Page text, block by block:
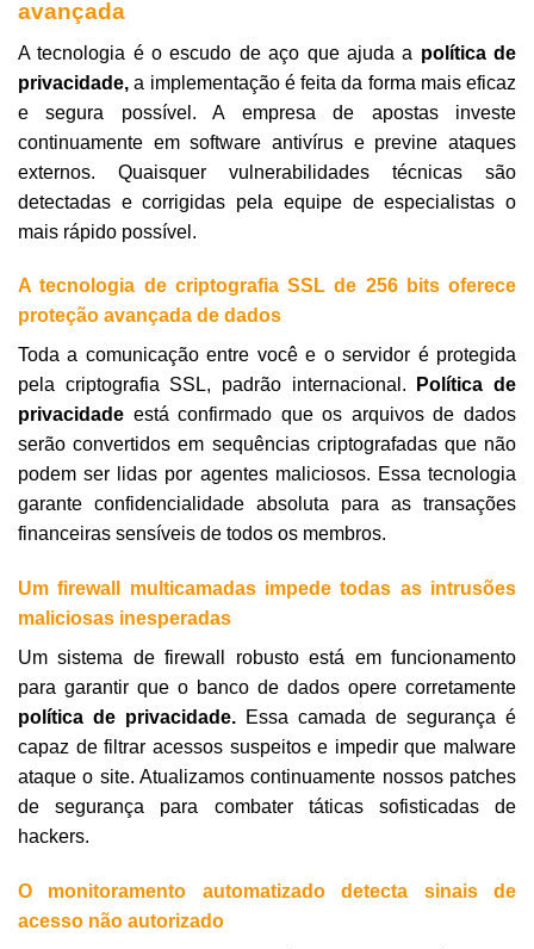
avançada
A tecnologia é o escudo de aço que ajuda a política de
privacidade, a implementação é feita da forma mais eficaz
e segura possível. A empresa de apostas investe
continuamente em software antivírus e previne ataques
externos. Quaisquer vulnerabilidades técnicas são
detectadas e corrigidas pela equipe de especialistas o
mais rápido possível.
A tecnologia de criptografia SSL de 256 bits oferece
proteção avançada de dados
Toda a comunicação entre você e o servidor é protegida
pela criptografia SSL, padrão internacional.
Política de
privacidade está confirmado que os arquivos de dados
serão convertidos em sequências criptografadas que não
podem ser lidas por agentes maliciosos. Essa tecnologia
garante confidencialidade absoluta para as transações
financeiras sensíveis de todos os membros.
Um firewall multicamadas impede todas as intrusões
maliciosas inesperadas
Um sistema de firewall robusto está em funcionamento
para garantir que o banco de dados opere corretamente
política de privacidade. Essa camada de segurança é
capaz de filtrar acessos suspeitos e impedir que malware
ataque o site. Atualizamos continuamente nossos patches
de segurança para combater táticas sofisticadas de
hackers.
O monitoramento automatizado detecta sinais de
acesso não autorizado